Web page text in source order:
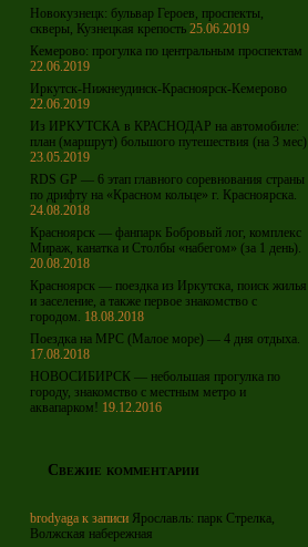
Новокузнецк: бульвар Героев, проспекты,
скверы, Кузнецкая крепость 25.06.2019
Кемерово: прогулка по центральным проспектам
22.06.2019
Иркутск-Нижнеудинск-Красноярск-Кемерово
22.06.2019
Из ИРКУТСКА в КРАСНОДАР на автомобиле:
план (маршрут) большого путешествия (на 3 мес)
23.05.2019
RDS GP — 6 этап главного соревнования страны
по дрифту на «Красном кольце» г. Красноярска.
24.08.2018
Красноярск — фанпарк Бобровый лог, комплекс
Мираж, канатка и Столбы «набегом» (за 1 день).
20.08.2018
Красноярск — поездка из Иркутска, поиск жилья
и заселение, а также первое знакомство с
городом. 18.08.2018
Поездка на МРС (Малое море) — 4 дня отдыха.
17.08.2018
НОВОСИБИРСК — небольшая прогулка по
городу, знакомство с местным метро и
аквапарком! 19.12.2016
Свежие комментарии
brodyaga к записи Ярославль: парк Стрелка,
Волжская набережная